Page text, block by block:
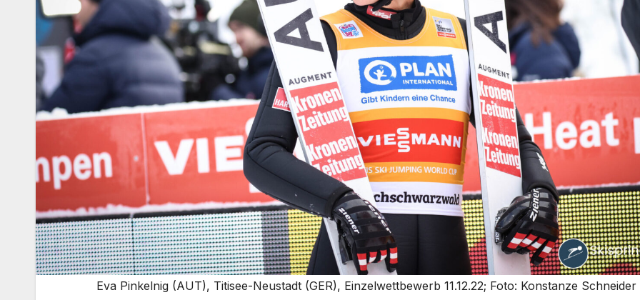
Eva Pinkelnig (AUT), Titisee-Neustadt (GER), Einzelwettbewerb 11.12.22; Foto: Konstanze Schneider